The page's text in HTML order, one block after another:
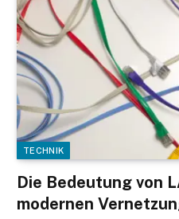
TECHNIK
Die Bedeutung von
modernen